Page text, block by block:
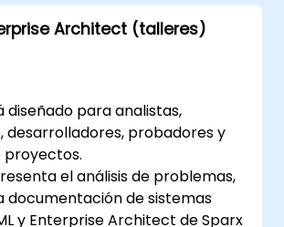
Architect (talleres)
diseñado para analistas,
desarrolladores, probadores y
proyectos.
el análisis de problemas,
documentación de sistemas
y Enterprise Architect de Sparx